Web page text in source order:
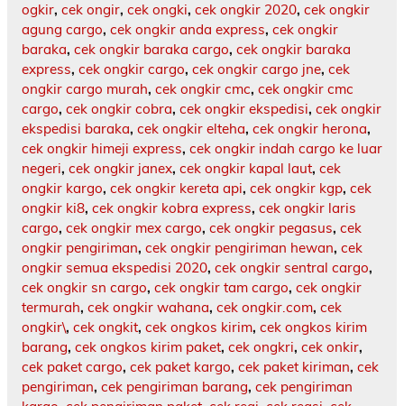
ogkir, cek ongir, cek ongki, cek ongkir 2020, cek ongkir
agung cargo, cek ongkir anda express, cek ongkir
baraka, cek ongkir baraka cargo, cek ongkir baraka
express, cek ongkir cargo, cek ongkir cargo jne, cek
ongkir cargo murah, cek ongkir cmc, cek ongkir cmc
cargo, cek ongkir cobra, cek ongkir ekspedisi, cek ongkir
ekspedisi baraka, cek ongkir elteha, cek ongkir herona,
cek ongkir himeji express, cek ongkir indah cargo ke luar
negeri, cek ongkir janex, cek ongkir kapal laut, cek
ongkir kargo, cek ongkir kereta api, cek ongkir kgp, cek
ongkir ki8, cek ongkir kobra express, cek ongkir laris
cargo, cek ongkir mex cargo, cek ongkir pegasus, cek
ongkir pengiriman, cek ongkir pengiriman hewan, cek
ongkir semua ekspedisi 2020, cek ongkir sentral cargo,
cek ongkir sn cargo, cek ongkir tam cargo, cek ongkir
termurah, cek ongkir wahana, cek ongkir.com, cek
ongkir\, cek ongkit, cek ongkos kirim, cek ongkos kirim
barang, cek ongkos kirim paket, cek ongkri, cek onkir,
cek paket cargo, cek paket kargo, cek paket kiriman, cek
pengiriman, cek pengiriman barang, cek pengiriman